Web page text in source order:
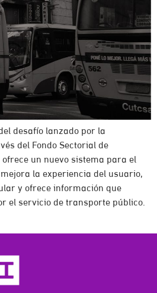
desafío lanzado por la
del Fondo Sectorial de
un nuevo sistema para el
la experiencia del usuario,
y ofrece información que
el servicio de transporte público.